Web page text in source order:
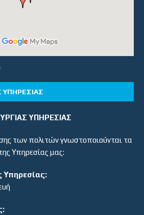
ΥΠΗΡΕΣΊΑΣ
ΥΠΗΡΕΣΙΑΣ
των πολιτών γνωστοποιούνται τα
Υπηρεσίας μας:
Υπηρεσίας: